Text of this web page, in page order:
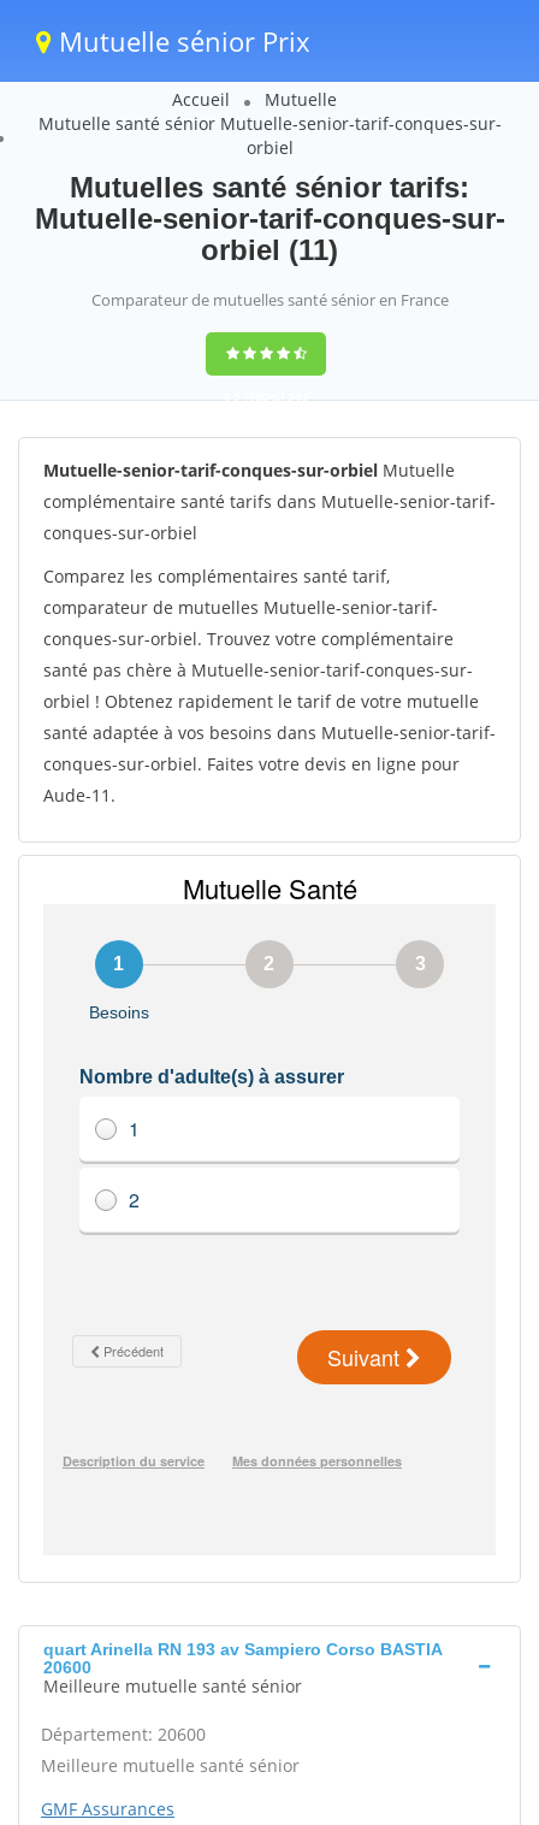
Mutuelle sénior Prix
Accueil
Mutuelle
Mutuelle santé sénior Mutuelle-senior-tarif-conques-sur-
orbiel
Mutuelles santé sénior tarifs:
Mutuelle-senior-tarif-conques-sur-
orbiel (11)
Comparateur de mutuelles santé sénior en France
9,2(100%)242
votes
Mutuelle-senior-tarif-conques-sur-orbiel Mutuelle
complémentaire santé tarifs dans Mutuelle-senior-tarif-
conques-sur-orbiel
Comparez les complémentaires santé tarif,
comparateur de mutuelles Mutuelle-senior-tarif-
conques-sur-orbiel. Trouvez votre complémentaire
santé pas chère à Mutuelle-senior-tarif-conques-sur-
orbiel ! Obtenez rapidement le tarif de votre mutuelle
santé adaptée à vos besoins dans Mutuelle-senior-tarif-
conques-sur-orbiel. Faites votre devis en ligne pour
Aude-11.
quart Arinella RN 193 av Sampiero Corso BASTIA
20600
Meilleure mutuelle santé sénior
Département: 20600
Meilleure mutuelle santé sénior
GMF Assurances